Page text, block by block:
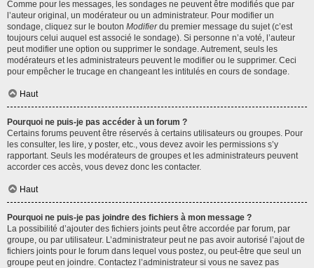
Comme pour les messages, les sondages ne peuvent être modifiés que par
l’auteur original, un modérateur ou un administrateur. Pour modifier un
sondage, cliquez sur le bouton Modifierdu premier message du sujet (c’est
toujours celui auquel est associé le sondage). Si personne n’a voté, l’auteur
peut modifier une option ou supprimer le sondage. Autrement, seuls les
modérateurs et les administrateurs peuvent le modifier ou le supprimer. Ceci
pour empêcher le trucage en changeant les intitulés en cours de sondage.
Haut
Pourquoi ne puis-je pas accéder à un forum ?
Certains forums peuvent être réservés à certains utilisateurs ou groupes. Pour
les consulter, les lire, y poster, etc., vous devez avoir les permissions s’y
rapportant. Seuls les modérateurs de groupes et les administrateurs peuvent
accorder ces accès, vous devez donc les contacter.
Haut
Pourquoi ne puis-je pas joindre des fichiers à mon message ?
La possibilité d’ajouter des fichiers joints peut être accordée par forum, par
groupe, ou par utilisateur. L’administrateur peut ne pas avoir autorisé l’ajout de
fichiers joints pour le forum dans lequel vous postez, ou peut-être que seul un
groupe peut en joindre. Contactez l’administrateur si vous ne savez pas